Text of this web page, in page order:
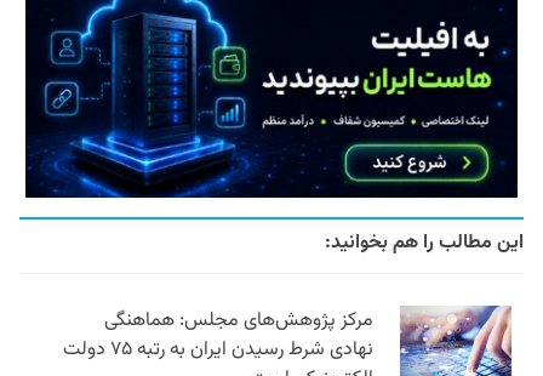
این مطالب را هم بخوانید:
مرکز پژوهش‌های مجلس: هماهنگی
نهادی شرط رسیدن ایران به رتبه ۷۵ دولت